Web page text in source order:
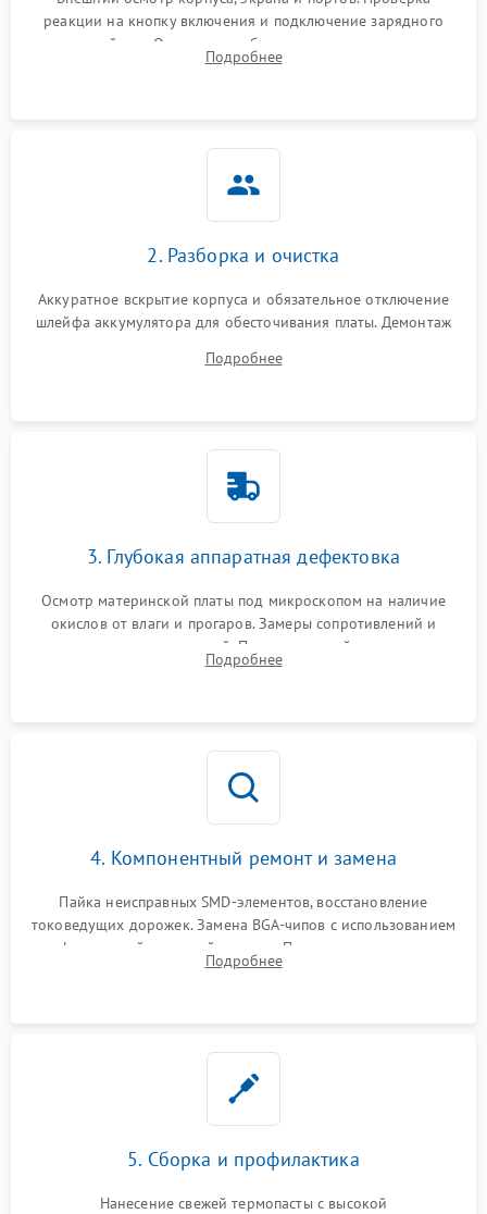
Выход из строя SSD или
HDD: медленная загрузка,
2000 ₽
Проблемы Wi‑Fi или
2500 ₽
реакции на кнопку включения и подключение зарядного
устройства. Оценка потребления тока с помощью
лабораторного блока питания для локализации проблемы.
Подробнее
2. Разборка и очистка
Аккуратное вскрытие корпуса и обязательное отключение
шлейфа аккумулятора для обесточивания платы. Демонтаж
высохшей термопасты с кристаллов чипов.
Подробнее
3. Глубокая аппаратная дефектовка
Осмотр материнской платы под микроскопом на наличие
окислов от влаги и прогаров. Замеры сопротивлений и
дежурных напряжений. Проверка цепей питания,
мультиконтроллера, процессора и видеочипа.
Подробнее
4. Компонентный ремонт и замена
Пайка неисправных SMD-элементов, восстановление
токоведущих дорожек. Замена BGA-чипов с использованием
инфракрасной паяльной станции. Прошивка микросхемы
BIOS или замена поврежденных портов USB
Подробнее
5. Сборка и профилактика
Нанесение свежей термопасты с высокой